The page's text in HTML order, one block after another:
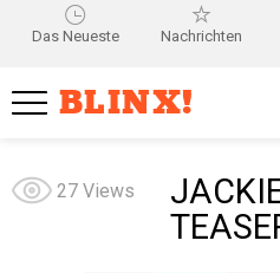
Das Neueste Nachrichten
BLINX!
27 Views